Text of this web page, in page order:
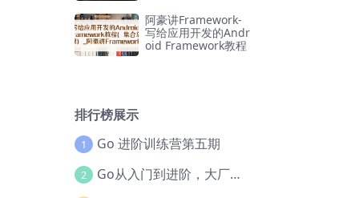
阿豪讲Framework-
写给应用开发的Andr
oid Framework教程
排行榜展示
1 Go 进阶训练营第五期
2 Go从入门到进阶，大厂案例全流程实践(完结)